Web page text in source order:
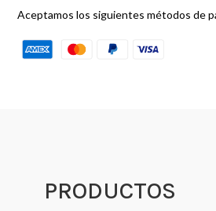
Aceptamos los siguientes métodos de
PRODUCTOS